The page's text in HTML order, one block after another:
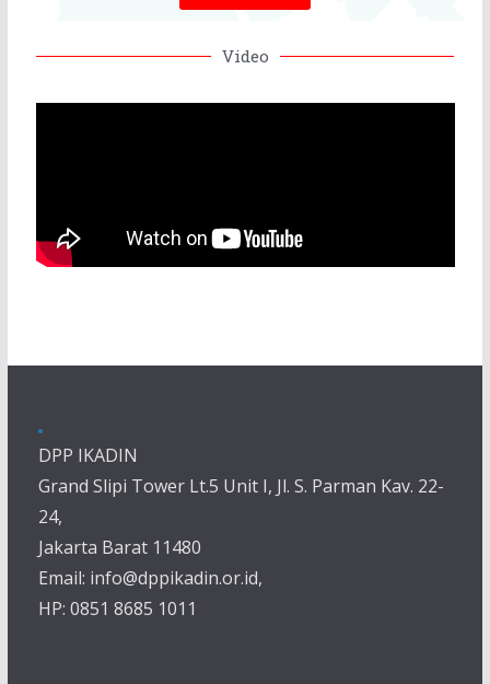
Video
DPP IKADIN
Grand Slipi Tower Lt.5 Unit I, Jl. S. Parman Kav. 22-
24,
Jakarta Barat 11480
Email: info@dppikadin.or.id,
HP: 0851 8685 1011